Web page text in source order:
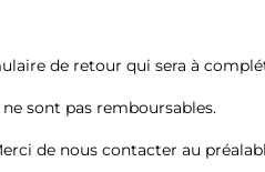
de retour qui sera à
sont pas remboursables.
de nous contacter au